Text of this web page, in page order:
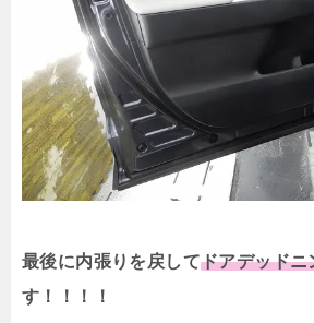
最後に内張りを戻してドアデッドニ
す！！！！